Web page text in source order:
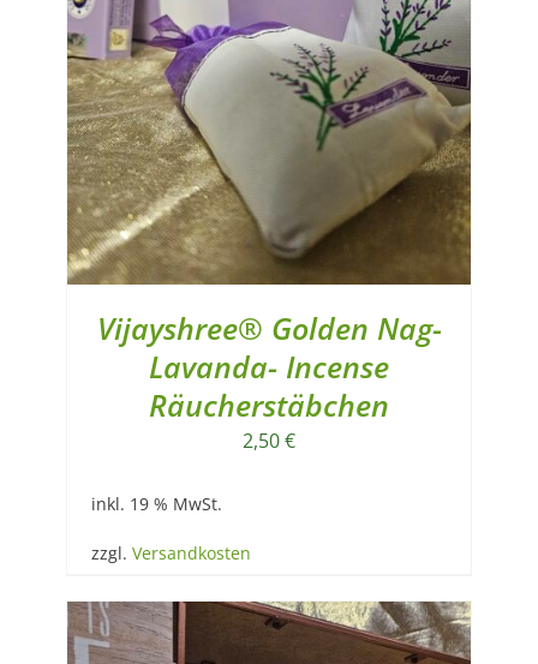
Vijayshree® Golden Nag-
Lavanda- Incense
Räucherstäbchen
2,50€
inkl. 19 % MwSt.
zzgl. Versandkosten